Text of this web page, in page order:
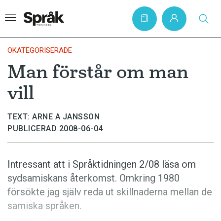
Hem
Artiklar
Krönikor
Språkfrågor
Bokrecensioner
Kviss
Podden
OKATEGORISERADE
Man förstår om man
vill
TEXT: ARNE A JANSSON
PUBLICERAD 2008-06-04
Intressant att i Språktidningen 2/08 läsa om
sydsamiskans återkomst. Omkring 1980
försökte jag själv reda ut skillnaderna mellan de
samiska språken.